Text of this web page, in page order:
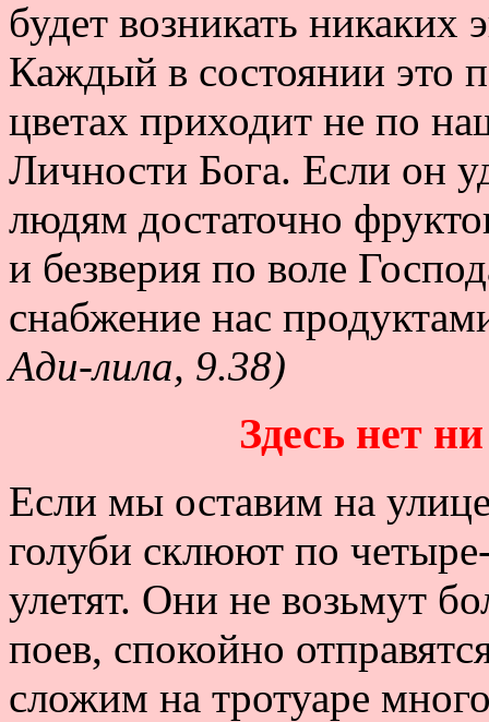
будет возникать
Каждый в состоянии это
цветах приходит не по
Личности Бога. Если он
людям достаточно
и безверия по воле
снабжение нас
Ади-лила, 9.38)
Здесь нет
Если мы оставим на
голуби склюют по
улетят. Они не возьмут
поев, спокойно
сложим на тротуаре